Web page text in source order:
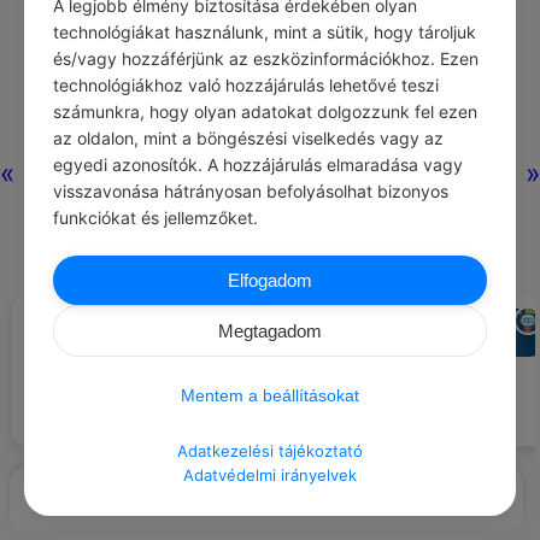
« »
#IDÉZETEK EMBEREK
A legtöbb ember több időt és
energiát fordít arra, hogy
arra, hogy megragadja és
JÓCSELEKEDET
CHATGPT
Ajánlj fel időt rászorulóknak
A legjobb élmény biztosítása érdekében olyan
technológiákat használunk, mint a sütik, hogy tároljuk
és/vagy hozzáférjünk az eszközinformációkhoz. Ezen
technológiákhoz való hozzájárulás lehetővé teszi
számunkra, hogy olyan adatokat dolgozzunk fel ezen
az oldalon, mint a böngészési viselkedés vagy az
egyedi azonosítók. A hozzájárulás elmaradása vagy
visszavonása hátrányosan befolyásolhat bizonyos
funkciókat és jellemzőket.
Elfogadom
Megtagadom
Mentem a beállításokat
Adatkezelési tájékoztató
Adatvédelmi irányelvek